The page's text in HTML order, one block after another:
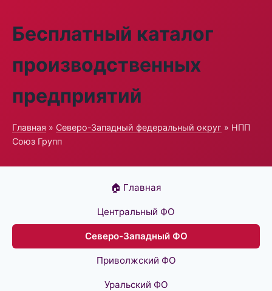
Бесплатный каталог
производственных
предприятий
Главная » Северо-Западный федеральный округ » НПП
Союз Групп
🏠 Главная
Центральный ФО
Северо-Западный ФО
Приволжский ФО
Уральский ФО